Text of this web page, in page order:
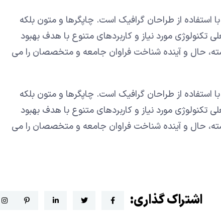
از طراحان گرافیک است. چاپگرها و متون بلکه
تکنولوژی مورد نیاز و کاربردهای متنوع با هدف بهبود
حال و آینده شناخت فراوان جامعه و متخصصان را می
از طراحان گرافیک است. چاپگرها و متون بلکه
تکنولوژی مورد نیاز و کاربردهای متنوع با هدف بهبود
حال و آینده شناخت فراوان جامعه و متخصصان را می
اشتراک گذاری: